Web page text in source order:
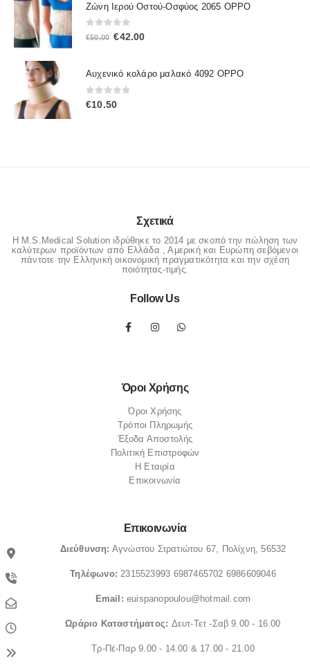
Ζώνη Ιερού Οστού-Οσφύος 2065 OPPO
0out of 5
€50.00 Original
€50.00.
€42.00Η
είναι:
Αυχενικό κολάρο μαλακό 4092 OPPO
0out of 5
€10.50
Σχετικά
Η M.S.Medical Solution ιδρύθηκε το 2014 με σκοπό την πώληση των
καλύτερων προϊόντων από Ελλάδα , Αμερική και Ευρώπη σεβόμενοι
πάντοτε την Ελληνική οικονομική πραγματικότητα και την σχέση
ποιότητας-τιμής.
Follow Us
Όροι Χρήσης
Όροι Χρήσης
Τρόποι Πληρωμής
Έξοδα Αποστολής
Πολιτική Επιστροφών
Η Εταιρία
Επικοινωνία
Επικοινωνία
Διεύθυνση: Αγνώστου Στρατιώτου 67, Πολίχνη, 56532
Τηλέφωνο:2315523993 6987465702 6986609046
Email:euispanopoulou@hotmail.com
Ωράριο Καταστήματος: Δευτ-Τετ -Σαβ 9.00 - 16.00
Τρ-Πέ-Παρ 9.00 - 14.00 & 17.00 - 21.00